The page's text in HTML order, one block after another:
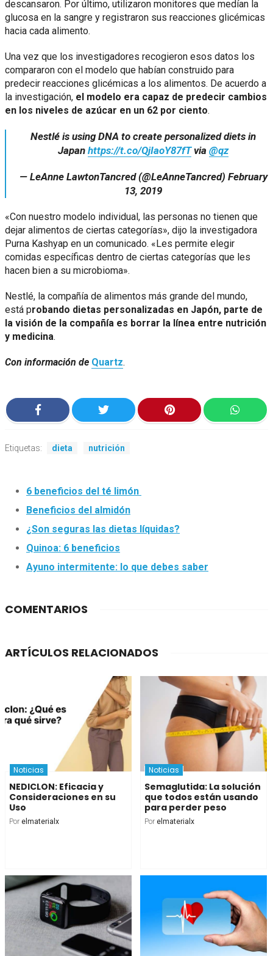
descansaron. Por último, utilizaron monitores que medían la
glucosa en la sangre y registraron sus reacciones glicémicas
hacia cada alimento.
Una vez que los investigadores recogieron esos datos los
compararon con el modelo que habían construido para
predecir reacciones glicémicas a los alimentos. De acuerdo a
la investigación, el modelo era capaz de predecir cambios
en los niveles de azúcar en un 62 por ciento.
Nestlé is using DNA to create personalized diets in
Japan https://t.co/QjIaoY87fTvia @qz
— LeAnne LawtonTancred (@LeAnneTancred) February
13, 2019
«Con nuestro modelo individual, las personas no tienen que
dejar alimentos de ciertas categorías», dijo la investigadora
Purna Kashyap en un comunicado. «Les permite elegir
comidas específicas dentro de ciertas categorías que les
hacen bien a su microbioma».
Nestlé, la compañía de alimentos más grande del mundo,
está probando dietas personalizadas en Japón, parte de
la visión de la compañía es borrar la línea entre nutrición
y medicina.
Con información de Quartz.
Etiquetas: dieta nutrición
6 beneficios del té limón
Beneficios del almidón
¿Son seguras las dietas líquidas?
Quinoa: 6 beneficios
Ayuno intermitente: lo que debes saber
COMENTARIOS
ARTÍCULOS RELACIONADOS
Noticias
NEDICLON: Eficacia y
Consideraciones en su
Uso
Por elmaterialx
Noticias
Semaglutida: La solución
que todos están usando
para perder peso
Por elmaterialx